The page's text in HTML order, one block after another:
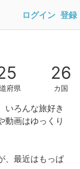
ログイン 登録
府県
26
カ国
いろんな旅好き
動画はゆっくり
、最近はもっぱ